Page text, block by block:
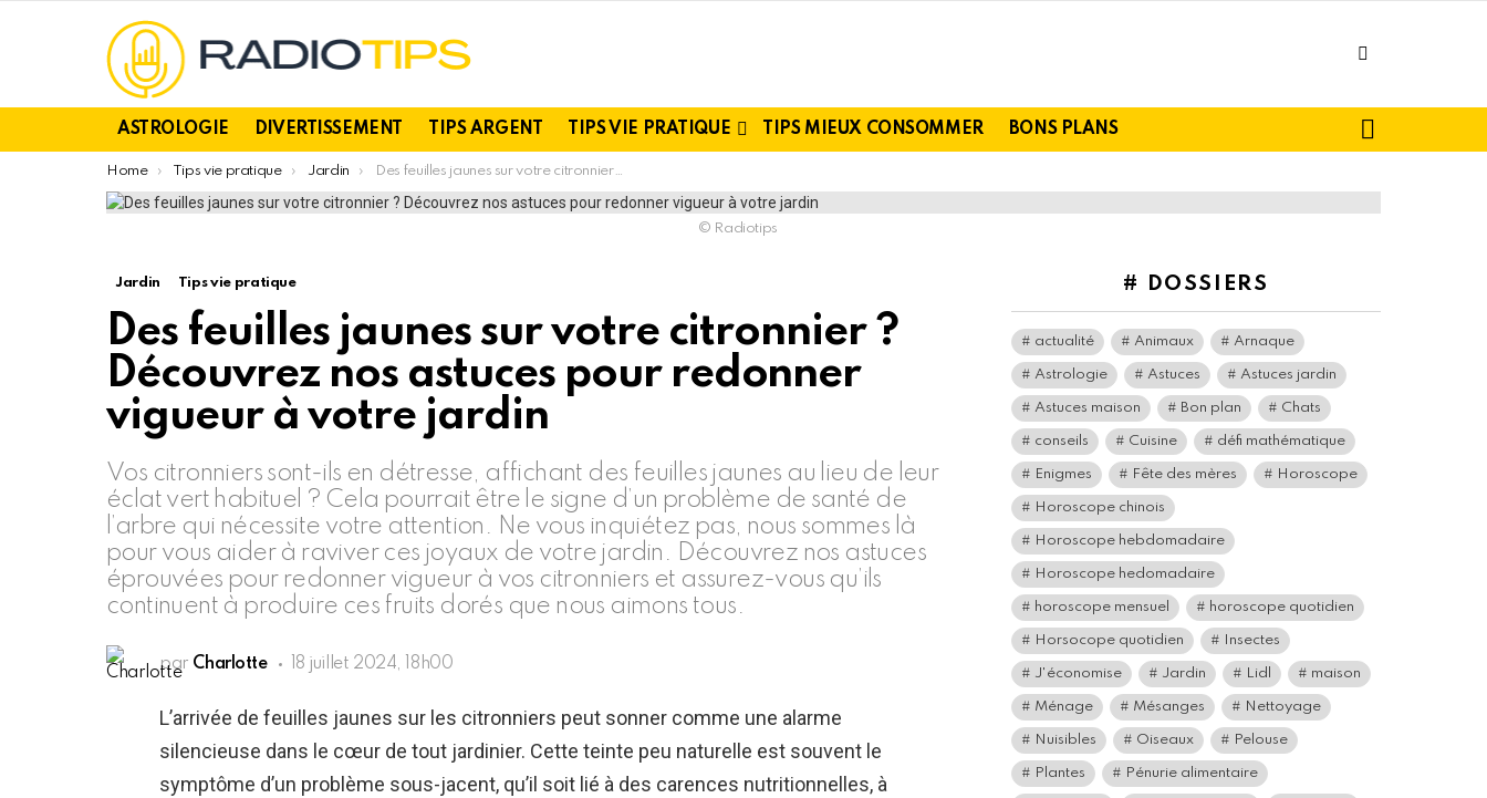
ASTROLOGIE DIVERTISSEMENT TIPS ARGENT TIPS VIE PRATIQUE TIPS MIEUX CONSOMMER BONS PLANS
You are here:
Home Tips vie pratique Jardin Des feuilles jaunes sur votre citronnier ? Découvrez nos astuces pour redonner vigueur à votre jardin
© Radiotips
Jardin Tips vie pratique
Des feuilles jaunes sur votre citronnier ?
Découvrez nos astuces pour redonner
vigueur à votre jardin
Vos citronniers sont-ils en détresse, affichant des feuilles jaunes au lieu de leur
éclat vert habituel ? Cela pourrait être le signe d’un problème de santé de
l’arbre qui nécessite votre attention. Ne vous inquiétez pas, nous sommes là
pour vous aider à raviver ces joyaux de votre jardin. Découvrez nos astuces
éprouvées pour redonner vigueur à vos citronniers et assurez-vous qu’ils
continuent à produire ces fruits dorés que nous aimons tous.
par Charlotte 18 juillet 2024, 18h00
L’arrivée de feuilles jaunes sur les citronniers peut sonner comme une alarme
silencieuse dans le cœur de tout jardinier. Cette teinte peu naturelle est souvent le
symptôme d’un problème sous-jacent, qu’il soit lié à des carences nutritionnelles, à
# DOSSIERS
actualité Animaux Arnaque
Astrologie Astuces Astuces jardin
Astuces maison Bon plan Chats
conseils Cuisine défi mathématique
Enigmes Fête des mères Horoscope
Horoscope chinois
Horoscope hebdomadaire
Horoscope hedomadaire
horoscope mensuel horoscope quotidien
Horsocope quotidien Insectes
J'économise Jardin Lidl maison
Ménage Mésanges Nettoyage
Nuisibles Oiseaux Pelouse
Plantes Pénurie alimentaire